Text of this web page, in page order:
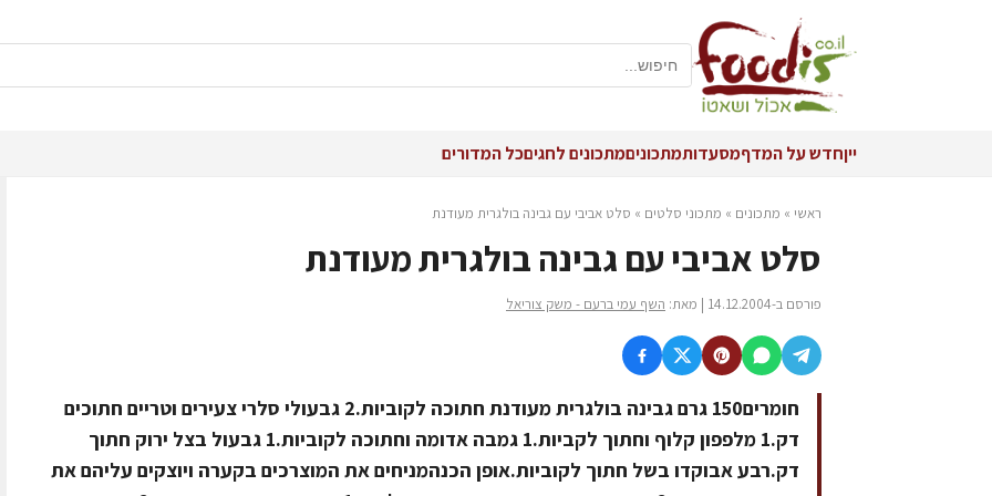
ייןחדש על המדףמסעדותמתכוניםמתכונים לחגיםכל המדורים
ראשי » מתכונים » מתכוני סלטים » סלט אביבי עם גבינה בולגרית מעודנת
סלט אביבי עם גבינה בולגרית מעודנת
פורסם ב-14.12.2004 | מאת: השף עמי ברעם - משק צוריאל
חומרים150 גרם גבינה בולגרית מעודנת חתוכה לקוביות.2 גבעולי סלרי צעירים וטריים חתוכים
דק.1 מלפפון קלוף וחתוך לקביות.1 גמבה אדומה וחתוכה לקוביות.1 גבעול בצל ירוק חתוך
דק.רבע אבוקדו בשל חתוך לקוביות.אופן הכנהמניחים את המוצרכים בקערה ויוצקים עליהם את